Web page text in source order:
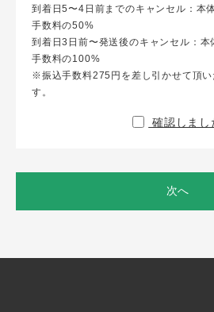
到着日5〜4日前までのキャンセル：本
手数料の50%
到着日3日前〜発送後のキャンセル：本
手数料の100%
※振込手数料275円を差し引かせて頂い
す。
確認しまし
次へ